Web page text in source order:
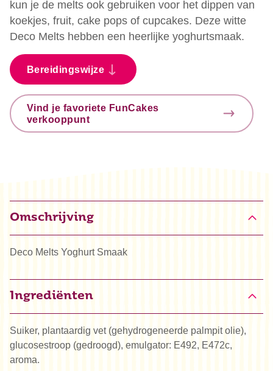
kun je de melts ook gebruiken voor het dippen van
koekjes, fruit, cake pops of cupcakes. Deze witte
Deco Melts hebben een heerlijke yoghurtsmaak.
Bereidingswijze
Vind je favoriete FunCakes
verkooppunt
Omschrijving
Deco Melts Yoghurt Smaak
Ingrediënten
Suiker, plantaardig vet (gehydrogeneerde palmpit olie),
glucosestroop (gedroogd), emulgator: E492, E472c,
aroma.